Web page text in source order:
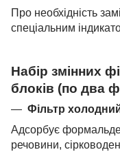
Про необхідність
спеціальним
Набір змінних
блоків (по два
Фільтр
Адсорбує
речовини,